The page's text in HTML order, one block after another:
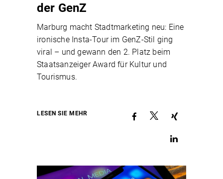
der GenZ
Marburg macht Stadtmarketing neu: Eine
ironische Insta-Tour im GenZ-Stil ging
viral – und gewann den 2. Platz beim
Staatsanzeiger Award für Kultur und
Tourismus.
LESEN SIE MEHR